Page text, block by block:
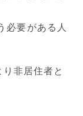
必要がある人
非居住者と